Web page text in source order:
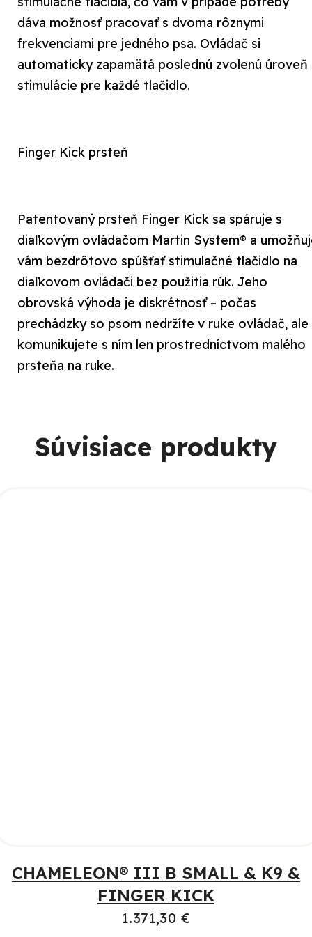
dáva možnosť pracovať s dvoma rôznymi
frekvenciami pre jedného psa. Ovládač si
automaticky zapamätá poslednú zvolenú úroveň
stimulácie pre každé tlačidlo.
Finger Kick prsteň
Patentovaný prsteň Finger Kick sa spáruje s
diaľkovým ovládačom Martin System® a
vám bezdrôtovo spúšťať stimulačné tlačidlo na
diaľkovom ovládači bez použitia rúk. Jeho
obrovská výhoda je diskrétnosť – počas
prechádzky so psom nedržíte v ruke ovládač, ale
komunikujete s ním len prostredníctvom malého
prsteňa na ruke.
Súvisiace produkty
CHAMELEON® III B SMALL & K9 &
FINGER KICK
1.371,30 €